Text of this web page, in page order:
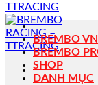
BREMBO VN
BREMBO
SHOP
DANH MỤC